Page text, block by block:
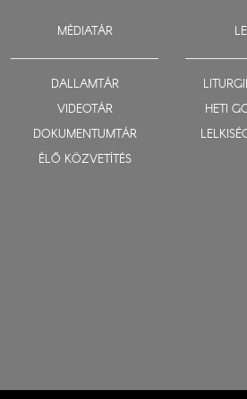
MÉDIATÁR
DALLAMTÁR
VIDEOTÁR
DOKUMENTUMTÁR
ÉLŐ KÖZVETÍTÉS
HETI